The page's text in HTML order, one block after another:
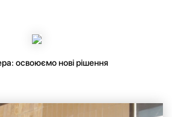
освоюємо нові рішення